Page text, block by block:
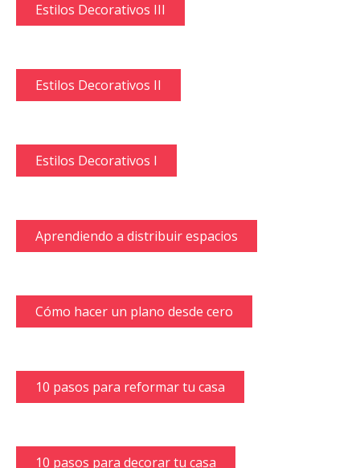
Estilos Decorativos III
Estilos Decorativos II
Estilos Decorativos I
Aprendiendo a distribuir espacios
Cómo hacer un plano desde cero
10 pasos para reformar tu casa
10 pasos para decorar tu casa